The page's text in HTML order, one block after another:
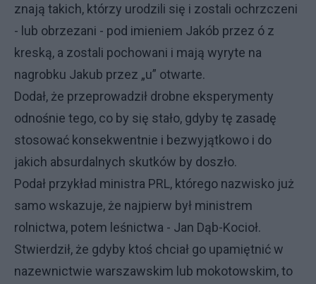
znają takich, którzy urodzili się i zostali ochrzczeni
- lub obrzezani - pod imieniem Jakób przez ó z
kreską, a zostali pochowani i mają wyryte na
nagrobku Jakub przez „u” otwarte.
Dodał, że przeprowadził drobne eksperymenty
odnośnie tego, co by się stało, gdyby tę zasadę
stosować konsekwentnie i bezwyjątkowo i do
jakich absurdalnych skutków by doszło.
Podał przykład ministra PRL, którego nazwisko już
samo wskazuje, że najpierw był ministrem
rolnictwa, potem leśnictwa - Jan Dąb-Kocioł.
Stwierdził, że gdyby ktoś chciał go upamiętnić w
nazewnictwie warszawskim lub mokotowskim, to